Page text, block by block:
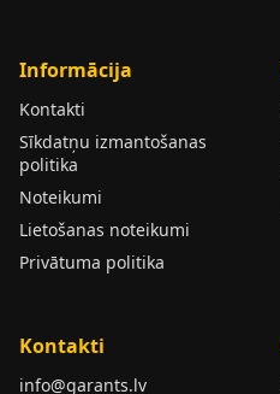
Informācija
Kontakti
Sīkdatņu izmantošanas
politika
Noteikumi
Lietošanas noteikumi
Privātuma politika
Kontakti
info@garants.lv